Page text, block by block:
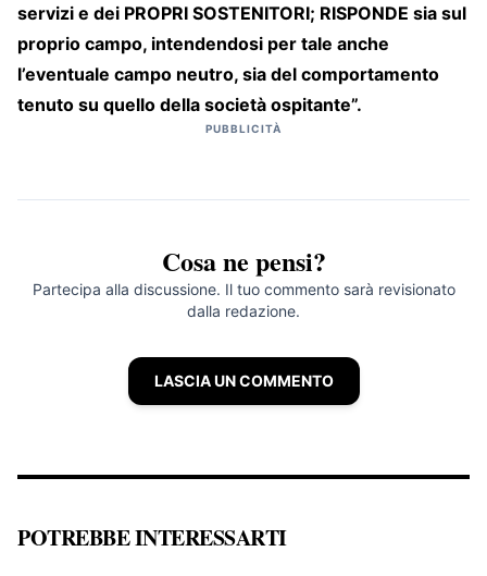
servizi e dei PROPRI SOSTENITORI; RISPONDE sia sul
proprio campo, intendendosi per tale anche
l’eventuale campo neutro, sia del comportamento
tenuto su quello della società ospitante”.
PUBBLICITÀ
Cosa ne pensi?
Partecipa alla discussione. Il tuo commento sarà revisionato
dalla redazione.
LASCIA UN COMMENTO
POTREBBE INTERESSARTI